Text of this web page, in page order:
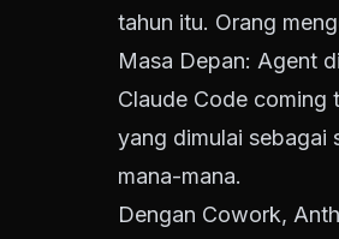
tahun itu. Orang
Masa Depan: Agent
Claude Code coming
yang dimulai sebagai
mana-mana.
Dengan Cowork,